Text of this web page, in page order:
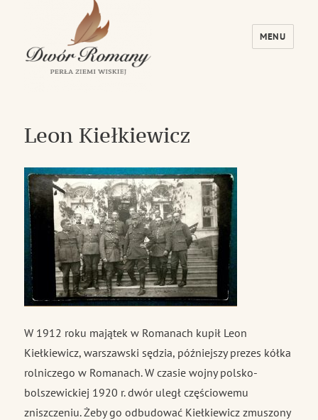
MENU
Leon Kiełkiewicz
W 1912 roku majątek w Romanach kupił Leon
Kiełkiewicz, warszawski sędzia, późniejszy prezes kółka
rolniczego w Romanach. W czasie wojny polsko-
bolszewickiej 1920 r. dwór uległ częściowemu
zniszczeniu. Żeby go odbudować Kiełkiewicz zmuszony